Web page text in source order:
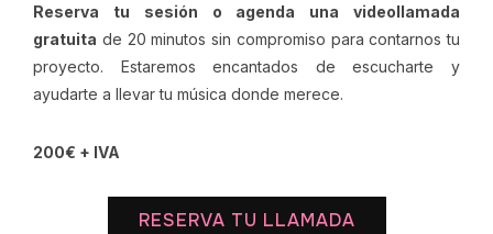
Reserva tu sesión o agenda una videollamada
gratuita de 20 minutos sin compromiso para contarnos tu
proyecto. Estaremos encantados de escucharte y
ayudarte a llevar tu música donde merece.
200€ + IVA
RESERVA TU LLAMADA